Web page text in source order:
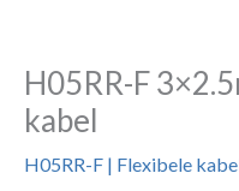
H05RR-F
kabel
H05RR-F | Flexibele